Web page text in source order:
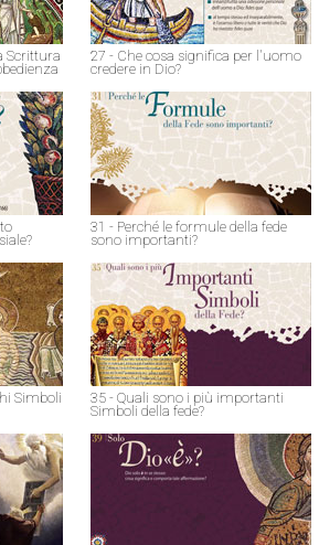
Scrittura
27 - Che cosa significa per l'uomo
credere in Dio?
31 - Perché le formule della fede
sono importanti?
Simboli
35 - Quali sono i più importanti
Simboli della fede?